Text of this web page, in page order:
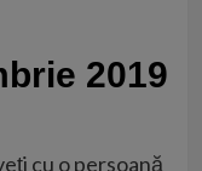
2019
cu o persoană